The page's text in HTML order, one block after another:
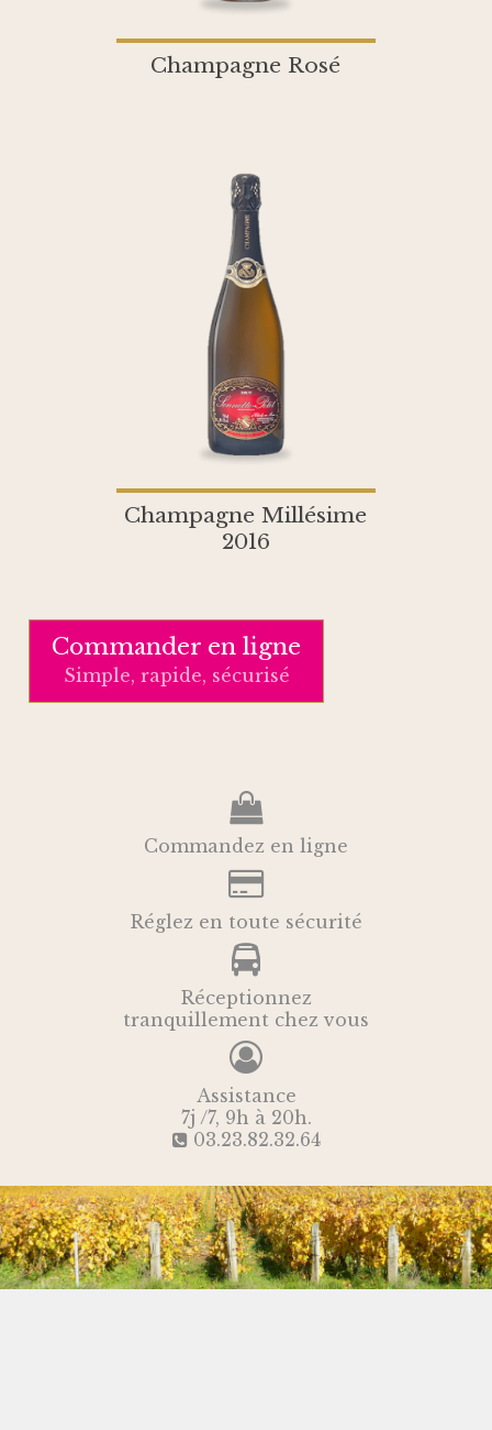
Champagne Rosé
Champagne Millésime
2016
Commander en ligne
Simple, rapide, sécurisé
Commandez en ligne
Réglez en toute sécurité
Réceptionnez
tranquillement chez vous
Assistance
7j /7, 9h à 20h.
03.23.82.32.64